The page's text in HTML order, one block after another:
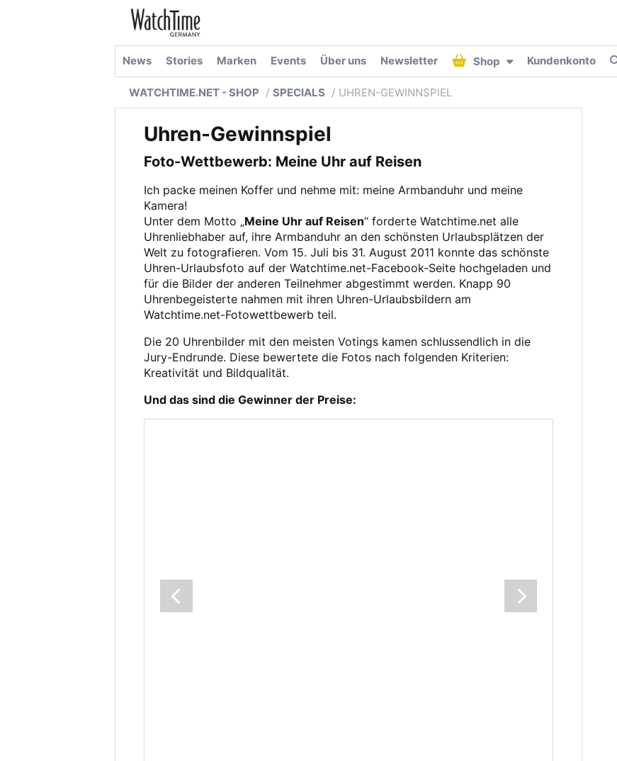
News Stories Marken Events Über uns Newsletter Shop Kundenkonto
WATCHTIME.NET - SHOP SPECIALS UHREN-GEWINNSPIEL
Uhren-Gewinnspiel
Foto-Wettbewerb: Meine Uhr auf Reisen
Ich packe meinen Koffer und nehme mit: meine Armbanduhr und meine
Kamera!
Unter dem Motto „Meine Uhr auf Reisen“ forderte Watchtime.net alle
Uhrenliebhaber auf, ihre Armbanduhr an den schönsten Urlaubsplätzen der
Welt zu fotografieren. Vom 15. Juli bis 31. August 2011 konnte das schönste
Uhren-Urlaubsfoto auf der Watchtime.net-Facebook-Seite hochgeladen und
für die Bilder der anderen Teilnehmer abgestimmt werden. Knapp 90
Uhrenbegeisterte nahmen mit ihren Uhren-Urlaubsbildern am
Watchtime.net-Fotowettbewerb teil.
Die 20 Uhrenbilder mit den meisten Votings kamen schlussendlich in die
Jury-Endrunde. Diese bewertete die Fotos nach folgenden Kriterien:
Kreativität und Bildqualität.
Und das sind die Gewinner der Preise: